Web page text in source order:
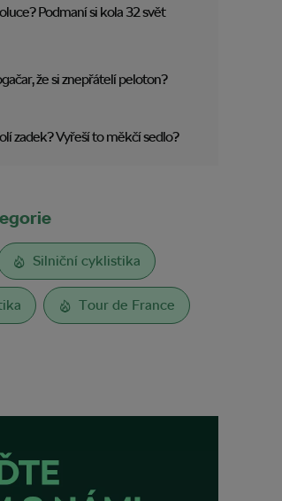
Podmaní si kola 32 svět
že si znepřátelí peloton?
zadek? Vyřeší to měkčí sedlo?
Silniční cyklistika
Tour de France